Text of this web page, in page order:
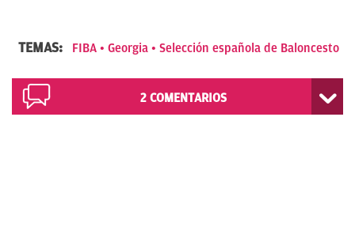
TEMAS: FIBA Georgia Selección española de Baloncesto
2 COMENTARIOS